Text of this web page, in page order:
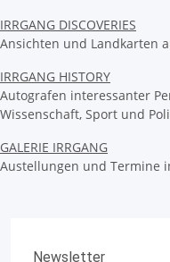
IRRGANG DISCOVERIES
Ansichten und Landkarten
IRRGANG HISTORY
Autografen interessanter
Wissenschaft, Sport und
GALERIE IRRGANG
Austellungen und Termine
Newsletter